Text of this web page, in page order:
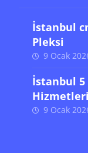
İstanbul
Pleksi
9 Ocak
İstanbul
9 Ocak